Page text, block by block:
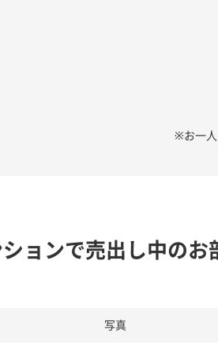
※お一人
ョンで売出し中のお
写真